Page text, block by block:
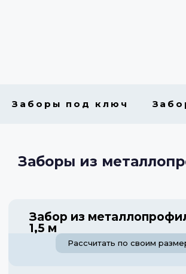
Заборы под ключ
Заборы из
Забор из
1,5 м
Рассчитать по своим